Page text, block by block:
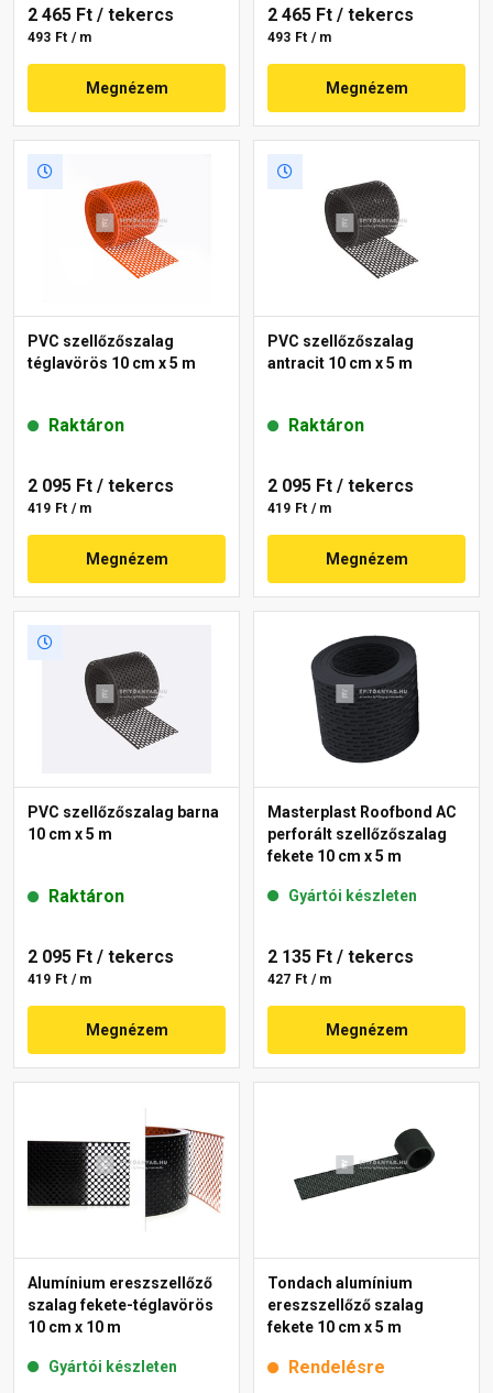
2 465 Ft / tekercs
493 Ft / m
Megnézem
2 465 Ft / tekercs
493 Ft / m
Megnézem
PVC szellőzőszalag
téglavörös 10 cm x 5 m
Raktáron
2 095 Ft / tekercs
419 Ft / m
Megnézem
PVC szellőzőszalag
antracit 10 cm x 5 m
Raktáron
2 095 Ft / tekercs
419 Ft / m
Megnézem
PVC szellőzőszalag barna
10 cm x 5 m
Raktáron
2 095 Ft / tekercs
419 Ft / m
Megnézem
Masterplast Roofbond AC
perforált szellőzőszalag
fekete 10 cm x 5 m
Gyártói készleten
2 135 Ft / tekercs
427 Ft / m
Megnézem
Alumínium ereszszellőző
szalag fekete-téglavörös
10 cm x 10 m
Gyártói készleten
Tondach alumínium
ereszszellőző szalag
fekete 10 cm x 5 m
Rendelésre